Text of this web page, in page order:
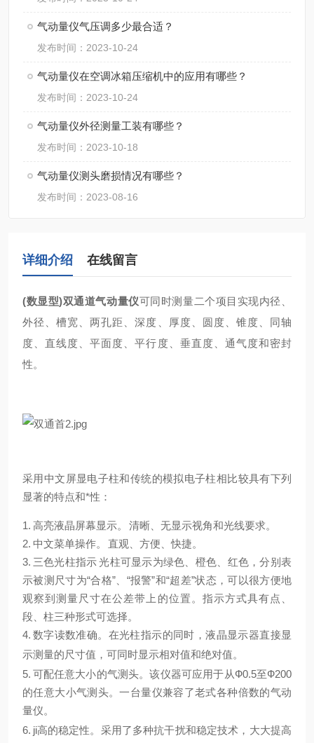
气动量仪气压调多少最合适？
发布时间：2023-10-24
气动量仪在空调冰箱压缩机中的应用有哪些？
发布时间：2023-10-24
气动量仪外径测量工装有哪些？
发布时间：2023-10-18
气动量仪测头磨损情况有哪些？
发布时间：2023-08-16
详细介绍 在线留言
(数显型)双通道气动量仪可同时测量二个项目实现内径、
外径、槽宽、两孔距、深度、厚度、圆度、锥度、同轴
度、直线度、平面度、平行度、垂直度、通气度和密封
性。
采用中文屏显电子柱和传统的模拟电子柱相比较具有下列
显著的特点和*性：
1. 高亮液晶屏幕显示。 清晰、无显示视角和光线要求。
2. 中文菜单操作。 直观、方便、快捷。
3. 三色光柱指示光柱可显示为绿色、橙色、红色，分别表
示被测尺寸为“合格”、“报警”和“超差”状态，可以很方便地
观察到测量尺寸在公差带上的位置。指示方式具有点、
段、柱三种形式可选择。
4. 数字读数准确。 在光柱指示的同时，液晶显示器直接显
示测量的尺寸值，可同时显示相对值和绝对值。
5. 可配任意大小的气测头。该仪器可应用于从Ф0.5至Ф200
的任意大小气测头。一台量仪兼容了老式各种倍数的气动
量仪。
6. ji高的稳定性。 采用了多种抗干扰和稳定技术，大大提高